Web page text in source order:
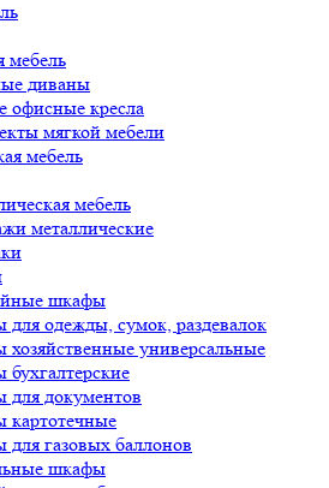
мебель
диваны
офисные кресла
мягкой мебели
мебель
мебель
металлические
шкафы
одежды, сумок, раздевалок
универсальные
документов
газовых баллонов
шкафы